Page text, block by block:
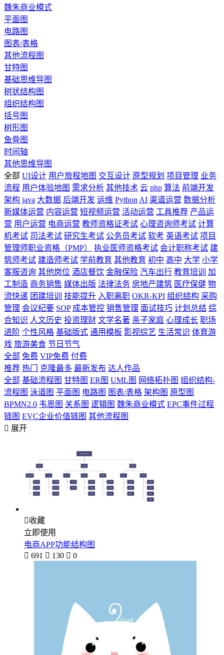
魏朱商业模式
平面图
电路图
图表/表格
其他流程图
甘特图
基础思维导图
树状结构图
组织结构图
括号图
树形图
鱼骨图
时间轴
其他思维导图
全部 UI设计 用户旅程地图 交互设计 原型规划 项目管理 业务
流程 用户体验地图 需求分析 其他技术 云 php 算法 前端开发
架构 java 大数据 后端开发 运维 Python AI 渠道运营 数据分析
新媒体运营 内容运营 短视频运营 活动运营 工具推荐 产品运
营 用户运营 电商运营 教师资格证考试 心理咨询师考试 计算
机考试 司法考试 研究生考试 公务员考试 软考 英语考试 项目
管理师职业资格（PMP）
执业医师资格考试 会计职称考试 建
筑师考试 建造师考试 学前教育 其他教育 初中 高中 大学 小学
客服咨询 其他岗位 酒店餐饮 金融保险 汽车出行 教育培训
加
工制造 商务销售 媒体出版 法律法务 房地产建筑 医疗保健 物
流快递 团建培训 技能提升 入职离职 OKR-KPI 组织结构 采购
管理 会议纪要 SOP 成本管控 销售管理 面试技巧 计划总结 综
合知识 人文历史 投资理财 文学名著 亲子家庭 心理成长 职场
进阶 个性风格 基础版式 通用模板 影视综艺 生活常识 体育游
戏 旅游美食 节日节气
全部 免费 VIP免费 付费
推荐 热门 克隆最多 最新发布 达人作品
全部 基础流程图 甘特图 ER图 UML图 网络拓扑图 组织结构-
流程图 泳道图 平面图 电路图 图表/表格 架构图 原型图
BPMN2.0 韦恩图 关系图 逻辑图 魏朱商业模式 EPC事件过程
链图 EVC企业价值链图 其他流程图
 展开
收藏
立即使用
电商APP功能结构图
 691  130  0